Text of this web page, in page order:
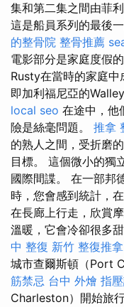
集和第二集之間由菲
這是船員系列的最後
的整骨院 整骨推薦
電影部分是家庭度假
Rusty在當時的家庭中
即加利福尼亞的Walley
local seo 在途中，他
險是絲毫問題。 推拿
的熟人之間，受折磨
目標。 這個微小的獨
國際間諜。 在一部邦
時，您會感到統計，
在長廊上行走，欣賞
溫暖，它會冷卻很多
中 整復 新竹 整復推拿
城市查爾斯頓（Port
筋禁忌 台中 外燴 指
Charleston）開始旅